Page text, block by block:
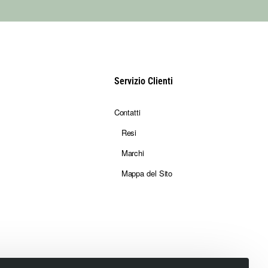
Servizio Clienti
Contatti
Resi
Marchi
Mappa del Sito